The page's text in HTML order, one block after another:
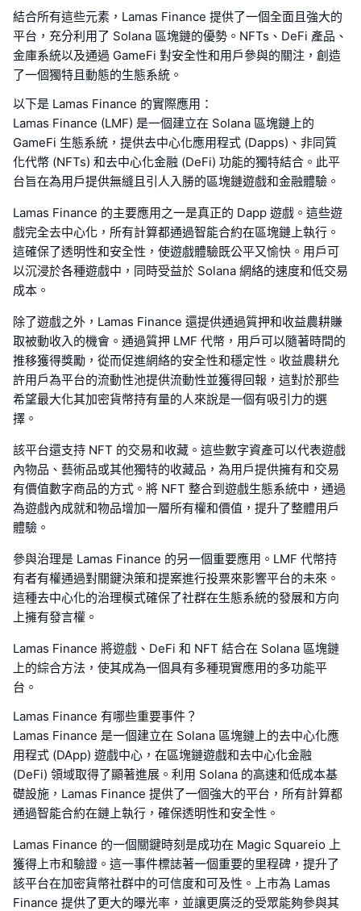
結合所有這些元素，Lamas Finance 提供了一個全面且強大的
平台，充分利用了 Solana 區塊鏈的優勢。NFTs、DeFi 產品、
金庫系統以及通過 GameFi 對安全性和用戶參與的關注，創造
了一個獨特且動態的生態系統。
以下是 Lamas Finance 的實際應用：
Lamas Finance (LMF) 是一個建立在 Solana 區塊鏈上的
GameFi 生態系統，提供去中心化應用程式 (Dapps)、非同質
化代幣 (NFTs) 和去中心化金融 (DeFi) 功能的獨特結合。此平
台旨在為用戶提供無縫且引人入勝的區塊鏈遊戲和金融體驗。
Lamas Finance 的主要應用之一是真正的 Dapp 遊戲。這些遊
戲完全去中心化，所有計算都通過智能合約在區塊鏈上執行。
這確保了透明性和安全性，使遊戲體驗既公平又愉快。用戶可
以沉浸於各種遊戲中，同時受益於 Solana 網絡的速度和低交易
成本。
除了遊戲之外，Lamas Finance 還提供通過質押和收益農耕賺
取被動收入的機會。通過質押 LMF 代幣，用戶可以隨著時間的
推移獲得獎勵，從而促進網絡的安全性和穩定性。收益農耕允
許用戶為平台的流動性池提供流動性並獲得回報，這對於那些
希望最大化其加密貨幣持有量的人來說是一個有吸引力的選
擇。
該平台還支持 NFT 的交易和收藏。這些數字資產可以代表遊戲
內物品、藝術品或其他獨特的收藏品，為用戶提供擁有和交易
有價值數字商品的方式。將 NFT 整合到遊戲生態系統中，通過
為遊戲內成就和物品增加一層所有權和價值，提升了整體用戶
體驗。
參與治理是 Lamas Finance 的另一個重要應用。LMF 代幣持
有者有權通過對關鍵決策和提案進行投票來影響平台的未來。
這種去中心化的治理模式確保了社群在生態系統的發展和方向
上擁有發言權。
Lamas Finance 將遊戲、DeFi 和 NFT 結合在 Solana 區塊鏈
上的綜合方法，使其成為一個具有多種現實應用的多功能平
台。
Lamas Finance 有哪些重要事件？
Lamas Finance 是一個建立在 Solana 區塊鏈上的去中心化應
用程式 (DApp) 遊戲中心，在區塊鏈遊戲和去中心化金融
(DeFi) 領域取得了顯著進展。利用 Solana 的高速和低成本基
礎設施，Lamas Finance 提供了一個強大的平台，所有計算都
通過智能合約在鏈上執行，確保透明性和安全性。
Lamas Finance 的一個關鍵時刻是成功在 Magic Squareio 上
獲得上市和驗證。這一事件標誌著一個重要的里程碑，提升了
該平台在加密貨幣社群中的可信度和可及性。上市為 Lamas
Finance 提供了更大的曝光率，並讓更廣泛的受眾能夠參與其